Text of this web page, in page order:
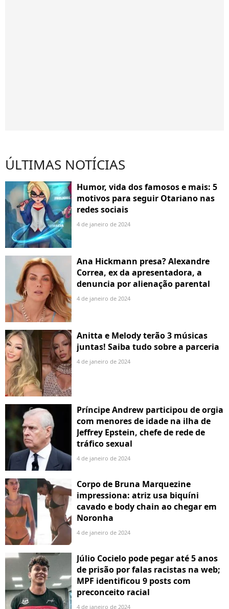
ÚLTIMAS NOTÍCIAS
Humor, vida dos famosos e mais: 5
motivos para seguir Otariano nas
redes sociais
4 de janeiro de 2024
Ana Hickmann presa? Alexandre
Correa, ex da apresentadora, a
denuncia por alienação parental
4 de janeiro de 2024
Anitta e Melody terão 3 músicas
juntas! Saiba tudo sobre a parceria
4 de janeiro de 2024
Príncipe Andrew participou de orgia
com menores de idade na ilha de
Jeffrey Epstein, chefe de rede de
tráfico sexual
4 de janeiro de 2024
Corpo de Bruna Marquezine
impressiona: atriz usa biquíni
cavado e body chain ao chegar em
Noronha
4 de janeiro de 2024
Júlio Cocielo pode pegar até 5 anos
de prisão por falas racistas na web;
MPF identificou 9 posts com
preconceito racial
4 de janeiro de 2024